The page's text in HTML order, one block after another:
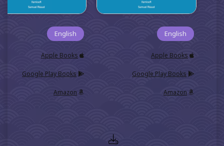
English
Apple Books
Google Play Books
Amazon
English
Apple Books
Google Play Books
Amazon